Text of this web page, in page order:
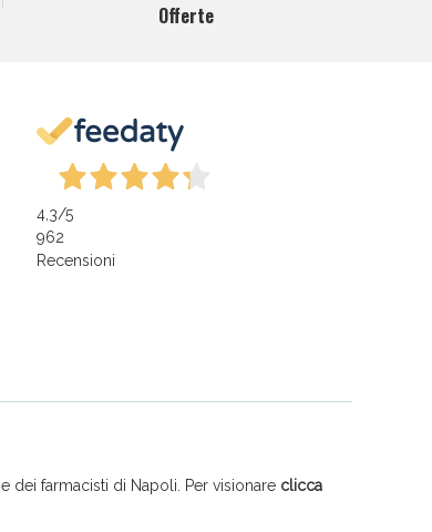
Offerte
4,3/5
962
Recensioni
dei farmacisti di Napoli. Per visionare clicca